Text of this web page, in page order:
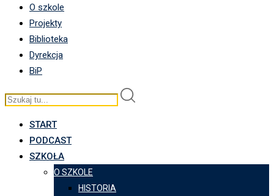
O szkole
Projekty
Biblioteka
Dyrekcja
BiP
START
PODCAST
SZKOŁA
O SZKOLE
HISTORIA